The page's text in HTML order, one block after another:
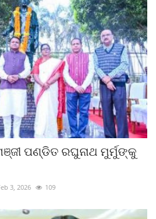
ପଣ୍ଡିତ ରଘୁନାଥ ମୁର୍ମୁଙ୍କୁ
3, 2026 109